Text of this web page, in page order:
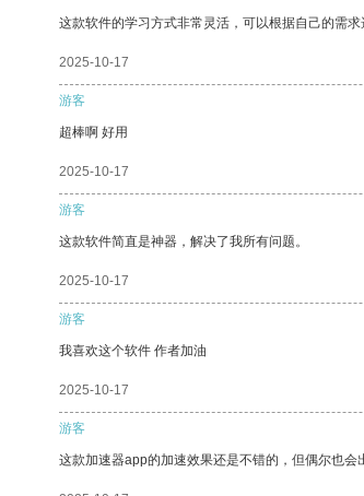
这款软件的学习方式非常灵活，可以根据自己的需求
2025-10-17
游客
超棒啊 好用
2025-10-17
游客
这款软件简直是神器，解决了我所有问题。
2025-10-17
游客
我喜欢这个软件 作者加油
2025-10-17
游客
这款加速器app的加速效果还是不错的，但偶尔也会